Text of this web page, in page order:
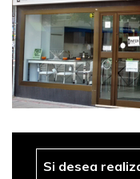
Si desea